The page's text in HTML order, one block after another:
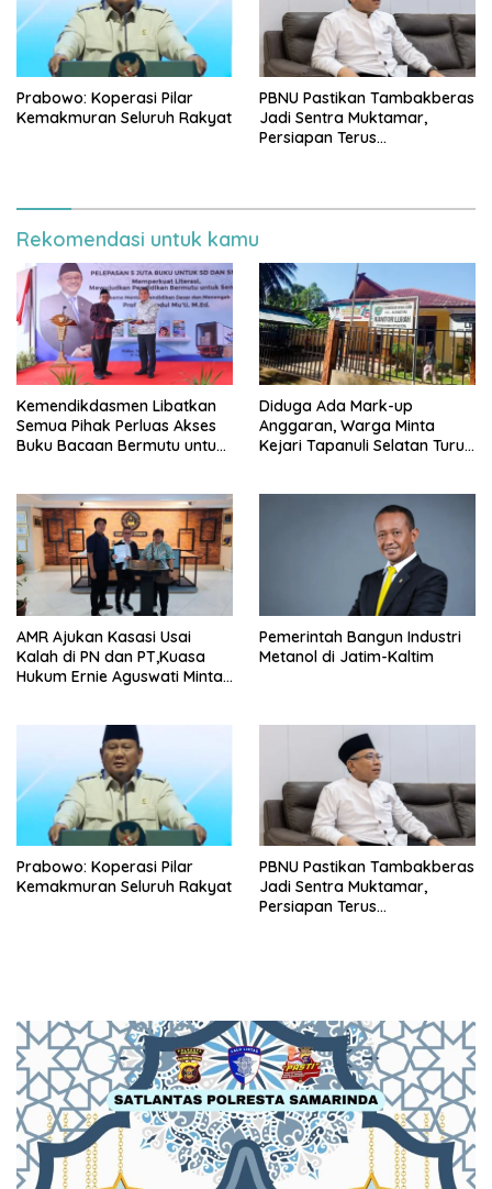
Prabowo: Koperasi Pilar
Kemakmuran Seluruh Rakyat
PBNU Pastikan Tambakberas
Jadi Sentra Muktamar,
Persiapan Terus
Rekomendasi untuk kamu
Kemendikdasmen Libatkan
Semua Pihak Perluas Akses
Buku Bacaan Bermutu untuk
Diduga Ada Mark-up
Anggaran, Warga Minta
Kejari Tapanuli Selatan Turun
AMR Ajukan Kasasi Usai
Kalah di PN dan PT,Kuasa
Hukum Ernie Aguswati Minta
Pemerintah Bangun Industri
Metanol di Jatim-Kaltim
Prabowo: Koperasi Pilar
Kemakmuran Seluruh Rakyat
PBNU Pastikan Tambakberas
Jadi Sentra Muktamar,
Persiapan Terus